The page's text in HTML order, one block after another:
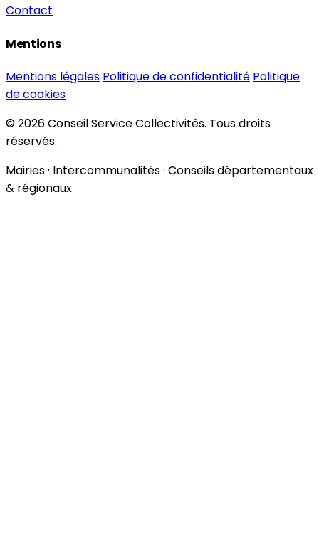
Contact
Mentions
Mentions légales Politique de confidentialité Politique
de cookies
© 2026 Conseil Service Collectivités. Tous droits
réservés.
Mairies · Intercommunalités · Conseils départementaux
& régionaux